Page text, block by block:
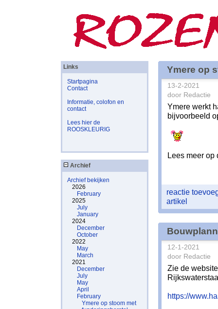
Links
Startpagina
Contact
Informatie, colofon en
contact
Lees hier de
ROOSKLEURIG
Archief
Archief bekijken
2026
February
2025
July
January
2024
December
October
2022
May
March
2021
December
July
May
April
February
Ymere op stoom met
Ymere op
13-2-2021
door Redactie
Ymere werkt
bijvoorbeeld
Lees meer op
reactie
artikel
12-1-2021
door Redactie
Zie de
https://